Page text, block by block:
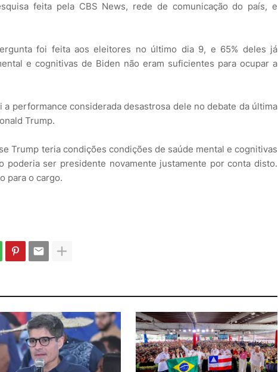
feita pela CBS News, rede de comunicação do país, e
foi feita aos eleitores no último dia 9, e 65% deles já
e cognitivas de Biden não eram suficientes para ocupar a
performance considerada desastrosa dele no debate da última
Trump.
Trump teria condições condições de saúde mental e cognitivas
poderia ser presidente novamente justamente por conta disto.
para o cargo.